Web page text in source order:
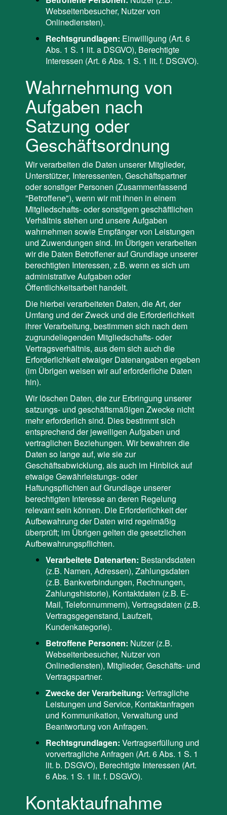
Webseitenbesucher, Nutzer von
Onlinediensten).
Rechtsgrundlagen: Einwilligung (Art. 6
Abs. 1 S. 1 lit. a DSGVO), Berechtigte
Interessen (Art. 6 Abs. 1 S. 1 lit. f. DSGVO).
Wahrnehmung von
Aufgaben nach
Satzung oder
Geschäftsordnung
Wir verarbeiten die Daten unserer Mitglieder,
Unterstützer, Interessenten, Geschäftspartner
oder sonstiger Personen (Zusammenfassend
"Betroffene"), wenn wir mit ihnen in einem
Mitgliedschafts- oder sonstigem geschäftlichen
Verhältnis stehen und unsere Aufgaben
wahrnehmen sowie Empfänger von Leistungen
und Zuwendungen sind. Im Übrigen verarbeiten
wir die Daten Betroffener auf Grundlage unserer
berechtigten Interessen, z.B. wenn es sich um
administrative Aufgaben oder
Öffentlichkeitsarbeit handelt.
Die hierbei verarbeiteten Daten, die Art, der
Umfang und der Zweck und die Erforderlichkeit
ihrer Verarbeitung, bestimmen sich nach dem
zugrundeliegenden Mitgliedschafts- oder
Vertragsverhältnis, aus dem sich auch die
Erforderlichkeit etwaiger Datenangaben ergeben
(im Übrigen weisen wir auf erforderliche Daten
hin).
Wir löschen Daten, die zur Erbringung unserer
satzungs- und geschäftsmäßigen Zwecke nicht
mehr erforderlich sind. Dies bestimmt sich
entsprechend der jeweiligen Aufgaben und
vertraglichen Beziehungen. Wir bewahren die
Daten so lange auf, wie sie zur
Geschäftsabwicklung, als auch im Hinblick auf
etwaige Gewährleistungs- oder
Haftungspflichten auf Grundlage unserer
berechtigten Interesse an deren Regelung
relevant sein können. Die Erforderlichkeit der
Aufbewahrung der Daten wird regelmäßig
überprüft; im Übrigen gelten die gesetzlichen
Aufbewahrungspflichten.
Verarbeitete Datenarten: Bestandsdaten
(z.B. Namen, Adressen), Zahlungsdaten
(z.B. Bankverbindungen, Rechnungen,
Zahlungshistorie), Kontaktdaten (z.B. E-
Mail, Telefonnummern), Vertragsdaten (z.B.
Vertragsgegenstand, Laufzeit,
Kundenkategorie).
Betroffene Personen: Nutzer (z.B.
Webseitenbesucher, Nutzer von
Onlinediensten), Mitglieder, Geschäfts- und
Vertragspartner.
Zwecke der Verarbeitung: Vertragliche
Leistungen und Service, Kontaktanfragen
und Kommunikation, Verwaltung und
Beantwortung von Anfragen.
Rechtsgrundlagen: Vertragserfüllung und
vorvertragliche Anfragen (Art. 6 Abs. 1 S. 1
lit. b. DSGVO), Berechtigte Interessen (Art.
6 Abs. 1 S. 1 lit. f. DSGVO).
Kontaktaufnahme